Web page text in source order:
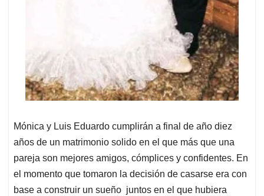
Mónica y Luis Eduardo cumplirán a final de año diez
años de un matrimonio solido en el que más que una
pareja son mejores amigos, cómplices y confidentes. En
el momento que tomaron la decisión de casarse era con
base a construir un sueño juntos en el que hubiera